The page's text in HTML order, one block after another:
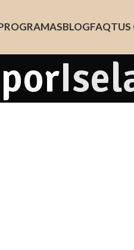
BLOGFAQTUS